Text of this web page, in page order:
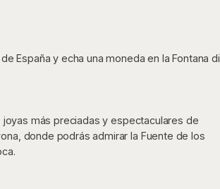
España y echa una moneda en la Fontana di
más preciadas y espectaculares de
donde podrás admirar la Fuente de los